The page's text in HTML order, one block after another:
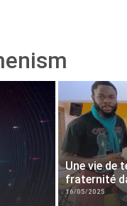
Une vie de
fraternité
16/05/2025